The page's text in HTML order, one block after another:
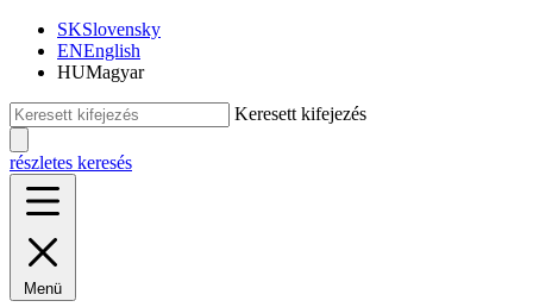
SKSlovensky
ENEnglish
HUMagyar
Keresett kifejezés
részletes keresés
Menü